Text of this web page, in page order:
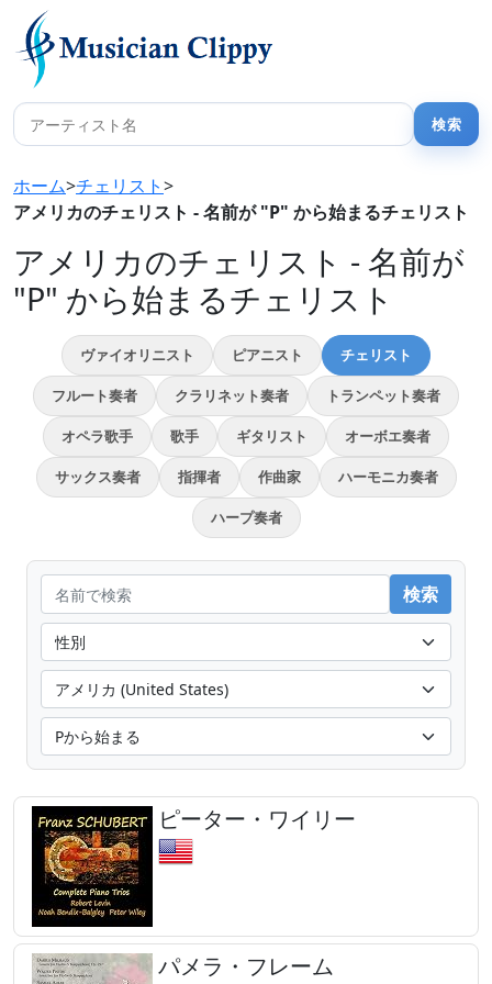
ホーム>チェリスト>
アメリカのチェリスト - 名前が "P" から始まるチェリスト
アメリカのチェリスト - 名前が
"P" から始まるチェリスト
ヴァイオリニスト ピアニスト チェリスト
フルート奏者 クラリネット奏者 トランペット奏者
オペラ歌手 歌手 ギタリスト オーボエ奏者
サックス奏者 指揮者 作曲家 ハーモニカ奏者
ハープ奏者
ピーター・ワイリー
パメラ・フレーム